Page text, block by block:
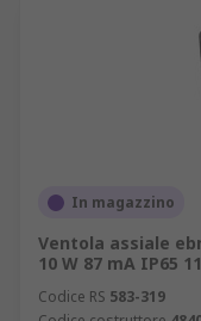
In magazzino
Ventola assiale
10 W 87 mA IP65
Codice RS 583-319